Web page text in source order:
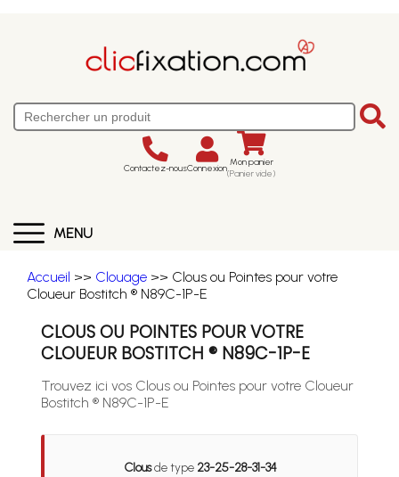
Contactez-nousConnexion Mon panier
(Panier vide)
MENU
Accueil >> Clouage >> Clous ou Pointes pour votre
Cloueur Bostitch ® N89C-1P-E
CLOUS OU POINTES POUR VOTRE
CLOUEUR BOSTITCH ® N89C-1P-E
Trouvez ici vos Clous ou Pointes pour votre Cloueur
Bostitch ® N89C-1P-E
Clousde type 23-25-28-31-34